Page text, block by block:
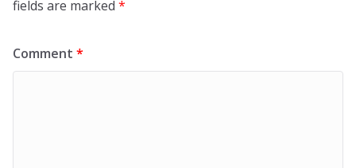
fields are marked *
Comment *